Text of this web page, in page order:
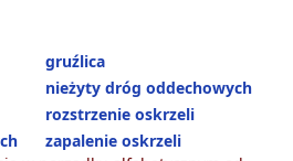
gruźlica
nieżyty dróg oddechowych
rozstrzenie oskrzeli
zapalenie oskrzeli